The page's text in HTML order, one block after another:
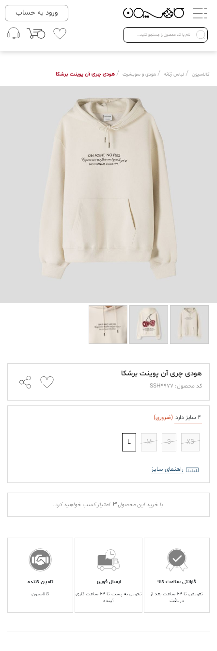
دسته بندی ها
Open submenu ( لباس زنانه )
لباس زنانه
لباس مردانه
ورود به حساب
کالاسیون / لباس زنانه / هودی و سویشرت / هودی چری آن پوینت برشکا
هودی چری آن پوینت برشکا
کد محصول: SSH9977
4 سایز دارد (ضروری)
XS
S
M
L
راهنمای سایز
با خرید این محصول3 امتیاز کسب خواهید کرد.
گارانتی سلامت کالا
تعویض تا ۲۴ ساعت بعد از
دریافت
ارسال فوری
تحویل به پست تا ۲۴ ساعت کاری
آینده
تامین کننده
کالاسیون